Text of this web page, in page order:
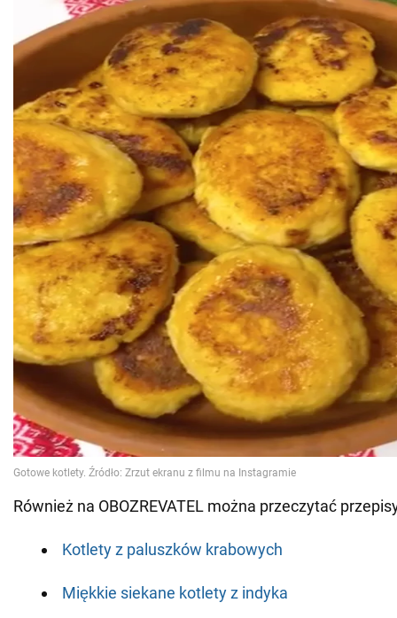
Również na OBOZREVATEL można przeczytać
Kotlety z paluszków krabowych
Miękkie siekane kotlety z indyka